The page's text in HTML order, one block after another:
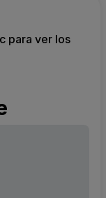
para ver los